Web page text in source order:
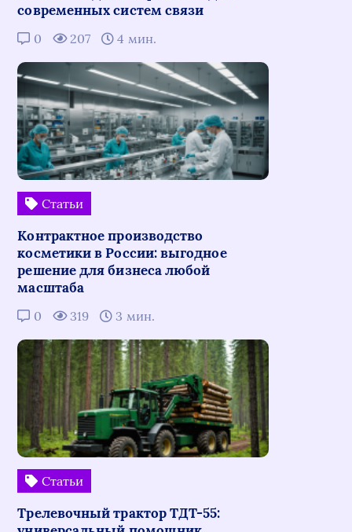
современных систем связи
0 207 4 мин.
Статьи
Контрактное производство
косметики в России: выгодное
решение для бизнеса любой
масштаба
0 319 3 мин.
Статьи
Трелевочный трактор ТДТ-55: